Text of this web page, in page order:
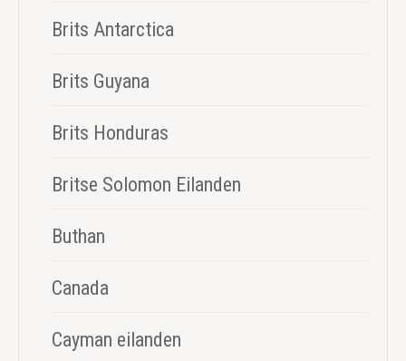
Brits Antarctica
Brits Guyana
Brits Honduras
Britse Solomon Eilanden
Buthan
Canada
Cayman eilanden